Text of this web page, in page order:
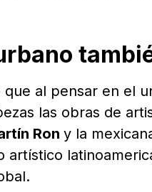
que al pensar en el
las obras de
Ron y la
artístico